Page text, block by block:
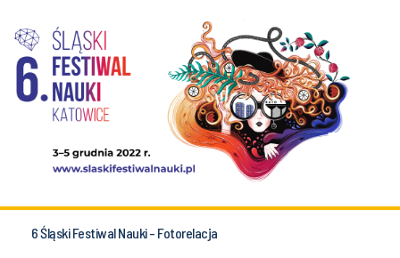
6 Śląski Festiwal Nauki - Fotorelacja